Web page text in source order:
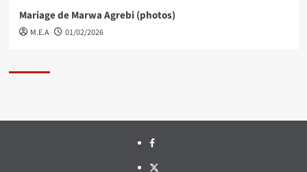
Mariage de Marwa Agrebi (photos)
M.E.A 01/02/2026
Facebook
Twitter